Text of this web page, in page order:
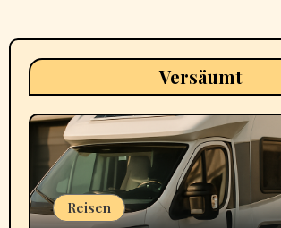
Versäumt
Reisen